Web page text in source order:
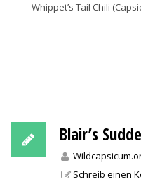
Whippet’s Tail Chili
Blair’s
Schreib einen